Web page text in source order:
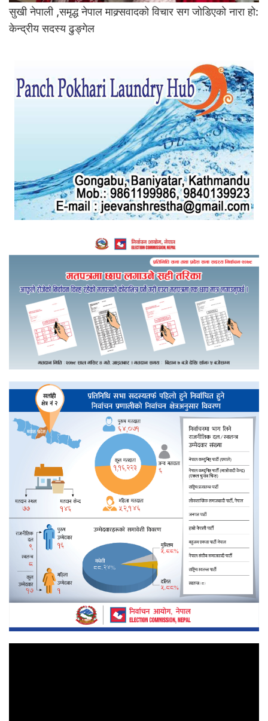
सुखी नेपाली ,समृद्ध नेपाल माक्र्सवादको विचार सग जोडिएको नारा हो:
केन्द्रीय सदस्य ढुङ्गेल